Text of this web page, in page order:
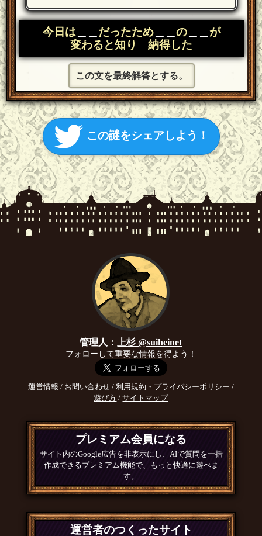
今日は＿＿ だったため＿＿ の＿＿ が
変わると知り 納得した
この文を最終解答とする。
この謎をシェアしよう！
管理人：上杉 @suiheinet
フォローして重要な情報を得よう！
運営情報 / お問い合わせ/ 利用規約・プライバシーポリシー /
遊び方 /サイトマップ
プレミアム会員になる
サイト内のGoogle広告を非表示にし、AIで質問を一括
作成できるプレミアム機能で、もっと快適に遊べま
す。
運営者のつくったサイト